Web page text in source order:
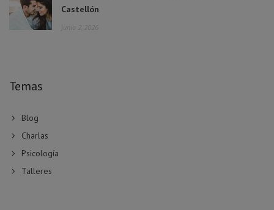
Castellón
junio 2, 2026
Temas
Blog
Charlas
Psicología
Talleres